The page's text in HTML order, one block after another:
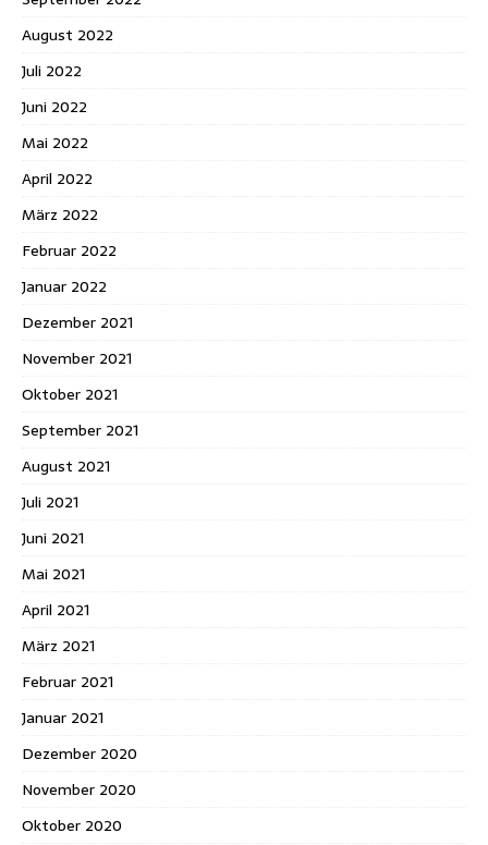
August 2022
Juli 2022
Juni 2022
Mai 2022
April 2022
März 2022
Februar 2022
Januar 2022
Dezember 2021
November 2021
Oktober 2021
September 2021
August 2021
Juli 2021
Juni 2021
Mai 2021
April 2021
März 2021
Februar 2021
Januar 2021
Dezember 2020
November 2020
Oktober 2020